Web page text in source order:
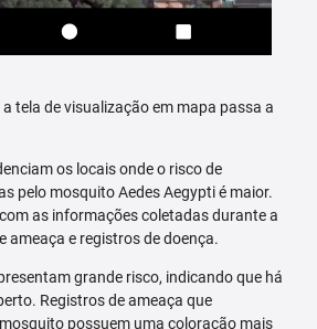
tela de visualização em mapa passa a
os locais onde o risco de
pelo mosquito Aedes Aegypti é maior.
as informações coletadas durante a
ameaça e registros de doença.
grande risco, indicando que há
Registros de ameaça que
possuem uma coloração mais